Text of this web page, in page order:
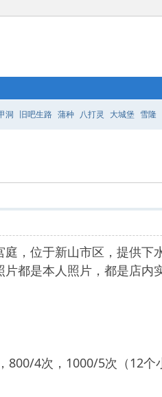
洞 旧吧生路 蒲种 八打灵 大城堡 雪隆
庭，位于新山市区，提供
都是本人照片，都是店
800/4次，1000/5次（12个